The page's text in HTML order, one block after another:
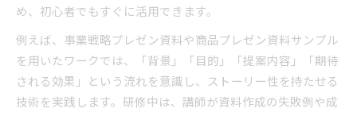
め、初心者でもすぐに活用できます。
例えば、事業戦略プレゼン資料や商品プレゼン資料サンプル
を用いたワークでは、「背景」「目的」「提案内容」「期待
される効果」という流れを意識し、ストーリー性を持たせる
技術を実践します。研修中は、講師が資料作成の失敗例や成